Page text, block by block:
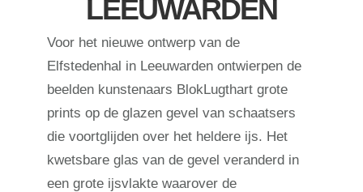
LEEUWARDEN
Voor het nieuwe ontwerp van de
Elfstedenhal in Leeuwarden ontwierpen de
beelden kunstenaars BlokLugthart grote
prints op de glazen gevel van schaatsers
die voortglijden over het heldere ijs. Het
kwetsbare glas van de gevel veranderd in
een grote ijsvlakte waarover de